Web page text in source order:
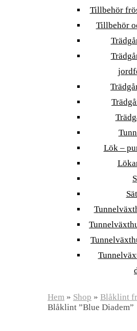
Tillbehör
Tillbehör
Lök –
Hem » Shop » Blåklint
Blåklint ”Blue Diadem”